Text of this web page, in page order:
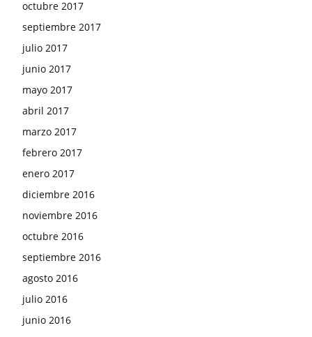
octubre 2017
septiembre 2017
julio 2017
junio 2017
mayo 2017
abril 2017
marzo 2017
febrero 2017
enero 2017
diciembre 2016
noviembre 2016
octubre 2016
septiembre 2016
agosto 2016
julio 2016
junio 2016